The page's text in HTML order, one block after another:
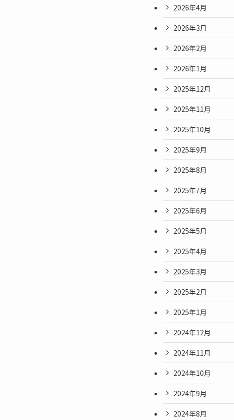
2026年4月
2026年3月
2026年2月
2026年1月
2025年12月
2025年11月
2025年10月
2025年9月
2025年8月
2025年7月
2025年6月
2025年5月
2025年4月
2025年3月
2025年2月
2025年1月
2024年12月
2024年11月
2024年10月
2024年9月
2024年8月